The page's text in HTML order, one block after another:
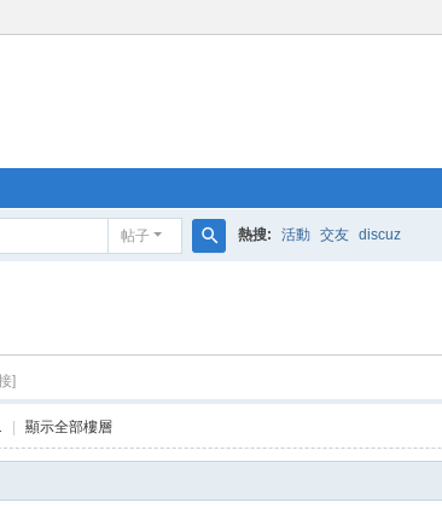
帖子 熱搜: 活動 交友 discuz
]
顯示全部樓層